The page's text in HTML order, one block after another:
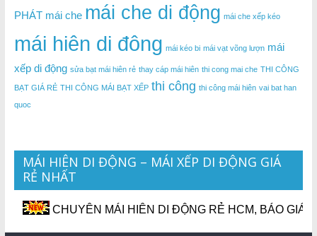
PHÁT mái che mái che di động mái che xếp kéo
mái hiên di đông mái kéo bi mái vạt võng lượn mái
xếp di động sửa bạt mái hiên rẻ thay cáp mái hiên thi cong mai che THI CÔNG
BẠT GIÁ RẺ THI CÔNG MÁI BẠT XẾP thi công thi công mái hiên vai bat han
quoc
MÁI HIÊN DI ĐỘNG – MÁI XẾP DI ĐỘNG GIÁ
RẺ NHẤT
CHUYÊN MÁI HIÊN DI ĐỘNG RẺ HCM, BÁO GIÁ MÁI